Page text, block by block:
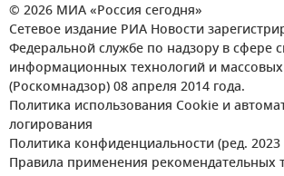
© 2026 МИА «Россия сегодня»
Сетевое издание РИА Новости
Федеральной службе по надзору в сфере
информационных технологий и
(Роскомнадзор) 08 апреля 2014 года.
Политика использования Cookie и
логирования
Политика конфиденциальности (ред. 2023
Правила применения рекомендательных